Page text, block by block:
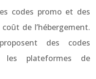
codes promo et des
de l’hébergement.
des codes
les plateformes de